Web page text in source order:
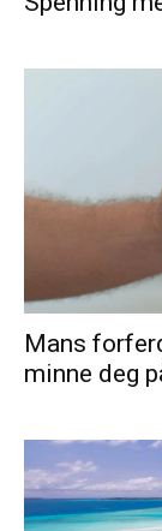
Mans
minne deg